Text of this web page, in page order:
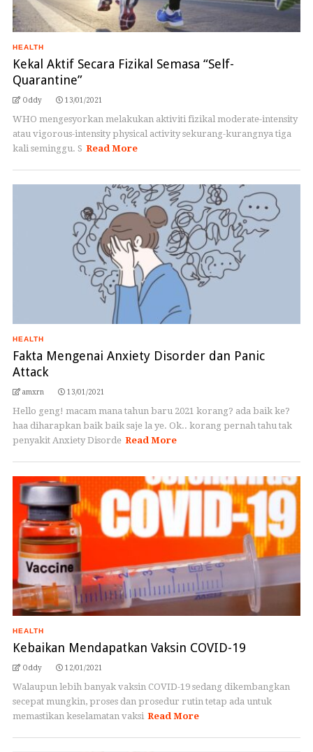
HEALTH
Kekal Aktif Secara Fizikal Semasa “Self-
Quarantine”
Oddy 13/01/2021
WHO mengesyorkan melakukan aktiviti fizikal moderate-intensity
atau vigorous-intensity physical activity sekurang-kurangnya tiga
kali seminggu. S Read More
HEALTH
Fakta Mengenai Anxiety Disorder dan Panic
Attack
amxrn 13/01/2021
Hello geng! macam mana tahun baru 2021 korang? ada baik ke?
haa diharapkan baik baik saje la ye. Ok.. korang pernah tahu tak
penyakit Anxiety Disorde Read More
HEALTH
Kebaikan Mendapatkan Vaksin COVID-19
Oddy 12/01/2021
Walaupun lebih banyak vaksin COVID-19 sedang dikembangkan
secepat mungkin, proses dan prosedur rutin tetap ada untuk
memastikan keselamatan vaksi Read More